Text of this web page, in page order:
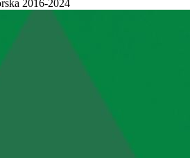
2016-2024